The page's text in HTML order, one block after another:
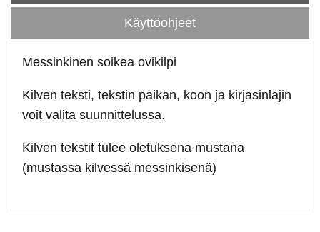
Käyttöohjeet
Messinkinen soikea ovikilpi
Kilven teksti, tekstin paikan, koon ja kirjasinlajin
voit valita suunnittelussa.
Kilven tekstit tulee oletuksena mustana
(mustassa kilvessä messinkisenä)